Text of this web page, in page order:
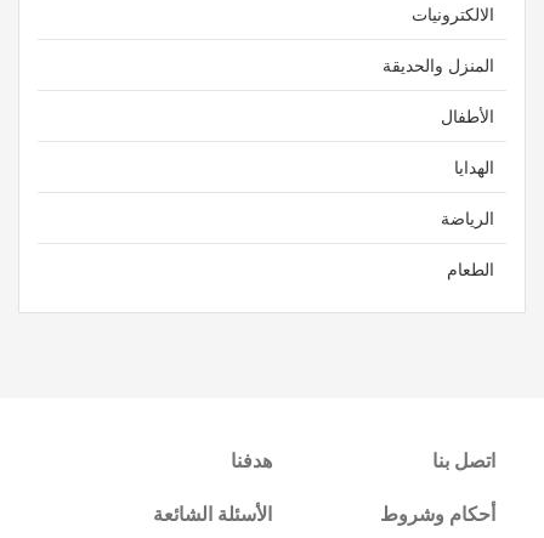
الالكترونيات
المنزل والحديقة
الأطفال
الهدايا
الرياضة
الطعام
اتصل بنا
هدفنا
أحكام وشروط
الأسئلة الشائعة